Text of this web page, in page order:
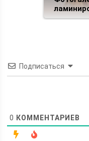
Подписаться
0 КОММЕНТАРИЕВ